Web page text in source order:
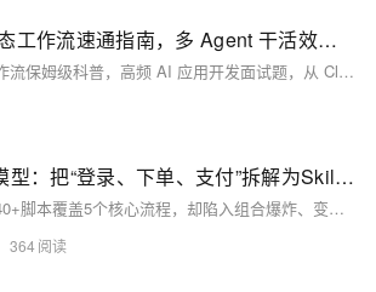
Claude Code 动态工作流速通指南，多 Agent 干活效率起飞！
Claude Code 动态工作流保姆级科普，高频 AI 应用开发面试题，从 Claude 官方五种多 Agent 系统模式讲起，拆解动态工作流的运作机制、上下文隔离设计、交叉验证策略，对比传统多 Agent 框架的本质区别
接口测试遇到大模型：把“登录、下单、支付”拆解为Skills，AI自动编排执行
三个月前，某团队用40+脚本覆盖5个核心流程，却陷入组合爆炸、变更蔓延与场景难扩的“三重死法”。本文提出AI编排新范式：将登录、下单等步骤抽象为原子Skill，由大模型基于自然语言动态生成结构化执行计划（非代码），通过Skill仓库、调度器与数据总线三层架构实现灵活复用。维护成本骤降70%。
364